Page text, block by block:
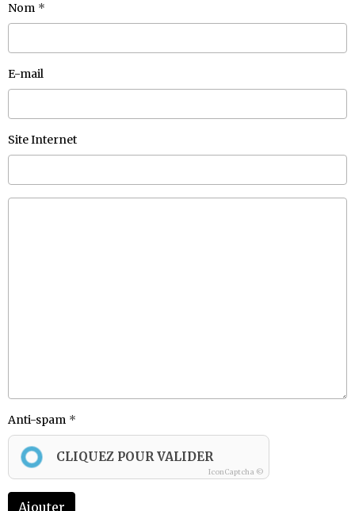
Nom
E-mail
Site Internet
Anti-spam
CLIQUEZ POUR VALIDER
IconCaptcha ©
Ajouter